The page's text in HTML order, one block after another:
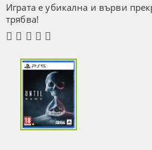
Играта е убикална и върви
трябва!